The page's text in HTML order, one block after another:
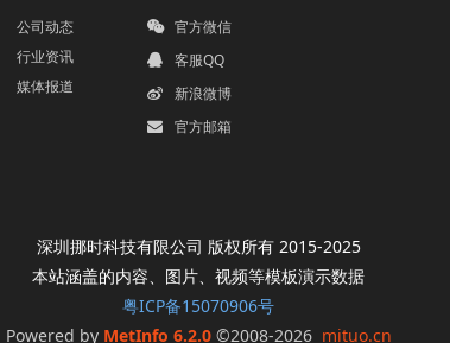
公司动态
行业资讯
媒体报道
官方微信
客服QQ
新浪微博
官方邮箱
深圳挪时科技有限公司 版权所有 2015-2025
本站涵盖的内容、图片、视频等模板演示数据
粤ICP备15070906号
Powered by MetInfo 6.2.0©2008-2026 mituo.cn